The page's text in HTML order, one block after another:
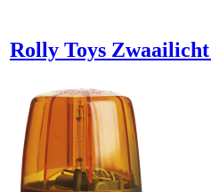
Rolly Toys